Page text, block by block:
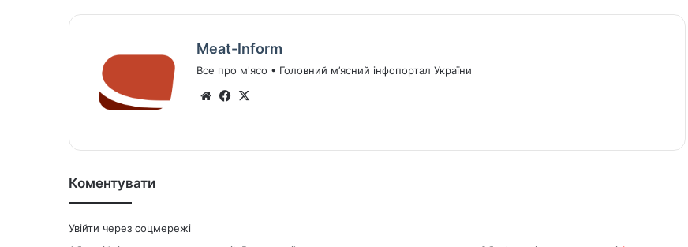
Meat-Inform
Все про м'ясо • Головний м’ясний інфопортал України
We Fa
ok
Коментувати
Увійти через соцмережі